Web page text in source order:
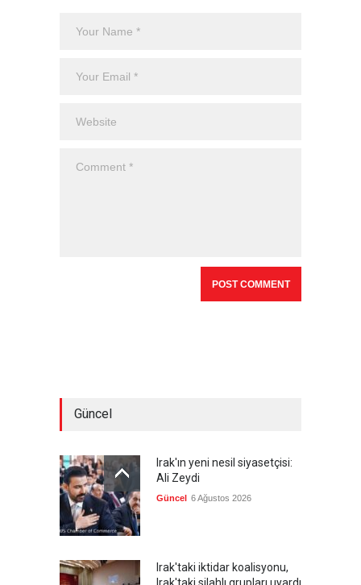
Güncel
Irak'ın yeni nesil siyasetçisi:
Ali Zeydi
Güncel 6 Ağustos 2026
Irak'taki iktidar koalisyonu,